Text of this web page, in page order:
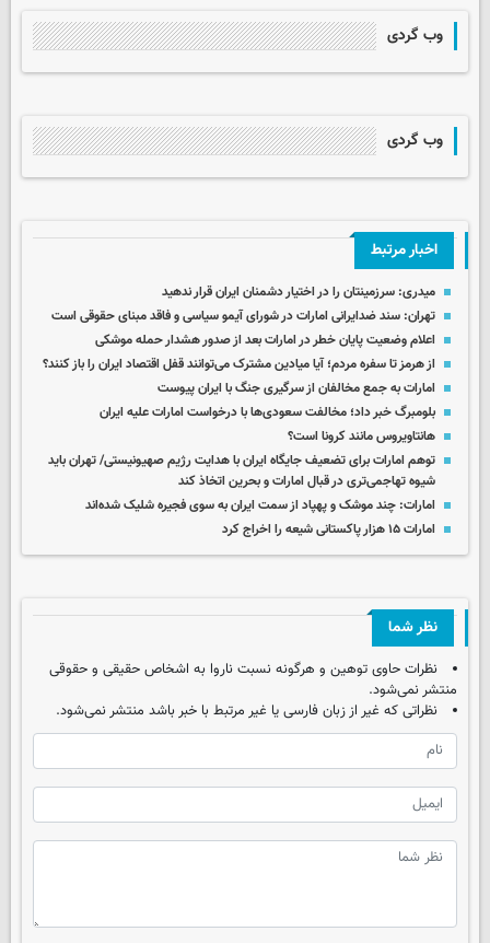
وب گردی
وب گردی
اخبار مرتبط
میدری: سرزمینتان را در اختیار دشمنان ایران قرار ندهید
تهران: سند ضدایرانی امارات در شورای آیمو سیاسی و فاقد مبنای حقوقی است
اعلام وضعیت پایان خطر در امارات بعد از صدور هشدار حمله موشکی
از هرمز تا سفره مردم؛ آیا میادین مشترک می‌توانند قفل اقتصاد ایران را باز کنند؟
امارات به جمع مخالفان از سرگیری جنگ با ایران پیوست
بلومبرگ خبر داد؛ مخالفت سعودی‌ها با درخواست امارات علیه ایران
هانتاویروس مانند کرونا است؟
توهم امارات برای تضعیف جایگاه ایران با هدایت رژیم صهیونیستی/ تهران باید
شیوه تهاجمی‌تری در قبال امارات و بحرین اتخاذ کند
امارات: چند موشک‌ و پهپاد از سمت ایران به سوی فجیره شلیک شده‌اند
امارات ۱۵ هزار پاکستانی شیعه را اخراج کرد
نظر شما
نظرات حاوی توهین و هرگونه نسبت ناروا به اشخاص حقیقی و حقوقی
منتشر نمی‌شود.
نظراتی که غیر از زبان فارسی یا غیر مرتبط با خبر باشد منتشر نمی‌شود.